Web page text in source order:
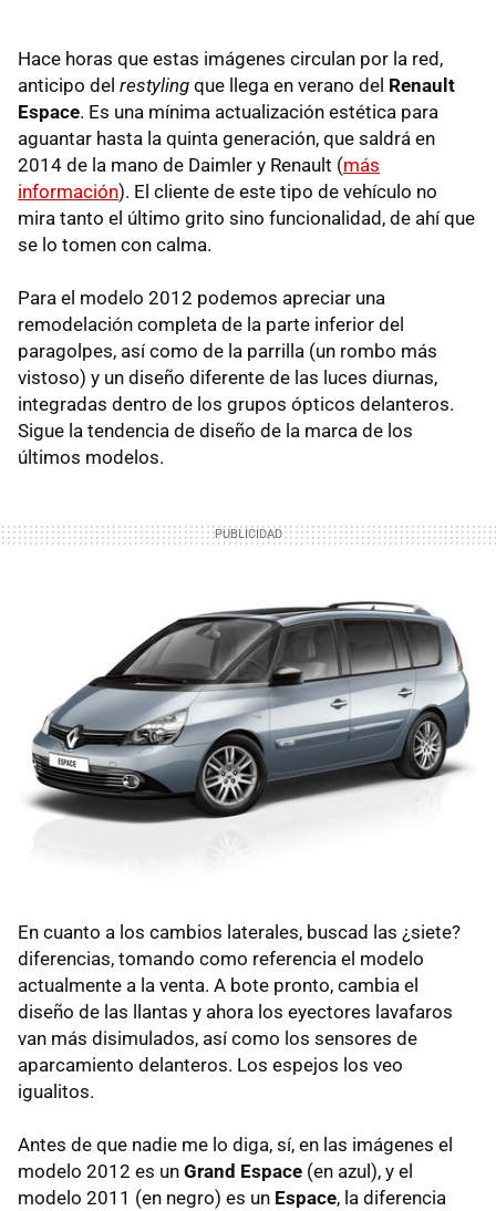
Hace horas que estas imágenes circulan por la red,
anticipo del restyling que llega en verano del Renault
Espace. Es una mínima actualización estética para
aguantar hasta la quinta generación, que saldrá en
2014 de la mano de Daimler y Renault (más
información). El cliente de este tipo de vehículo no
mira tanto el último grito sino funcionalidad, de ahí que
se lo tomen con calma.
Para el modelo 2012 podemos apreciar una
remodelación completa de la parte inferior del
paragolpes, así como de la parrilla (un rombo más
vistoso) y un diseño diferente de las luces diurnas,
integradas dentro de los grupos ópticos delanteros.
Sigue la tendencia de diseño de la marca de los
últimos modelos.
En cuanto a los cambios laterales, buscad las ¿siete?
diferencias, tomando como referencia el modelo
actualmente a la venta. A bote pronto, cambia el
diseño de las llantas y ahora los eyectores lavafaros
van más disimulados, así como los sensores de
aparcamiento delanteros. Los espejos los veo
igualitos.
Antes de que nadie me lo diga, sí, en las imágenes el
modelo 2012 es un Grand Espace (en azul), y el
modelo 2011 (en negro) es un Espace, la diferencia